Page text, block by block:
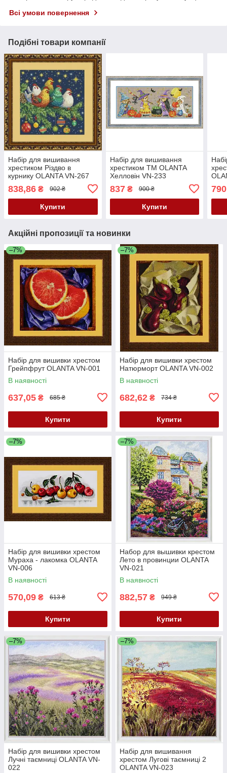
Всі умови повернення
Подібні товари компанії
Набір для вишивання
хрестиком Різдво в
курнику OLANTA VN-267
838,86 ₴ 902 ₴
Купити
Набір для вишивання
хрестиком ТМ OLANTA
Хелловін VN-233
837₴ 900 ₴
Купити
Акційні пропозиції та новинки
–7%
Набір для вишивки хрестом
Грейпфрут OLANTA VN-001
В наявності
637,05 ₴ 685 ₴
Купити
–7%
Набір для вишивки хрестом
Натюрморт OLANTA VN-002
В наявності
682,62 ₴ 734 ₴
Купити
–7%
Набір для вишивки хрестом
Мураха - лакомка OLANTA
VN-006
В наявності
570,09 ₴ 613 ₴
Купити
–7%
Набор для вышивки крестом
Лето в провинции OLANTA
VN-021
В наявності
882,57 ₴ 949 ₴
Купити
–7%
Набір для вишивки хрестом
Лучні таємниці OLANTA VN-
022
–7%
Набір для вишивання
хрестом Лугові таємниці 2
OLANTA VN-023